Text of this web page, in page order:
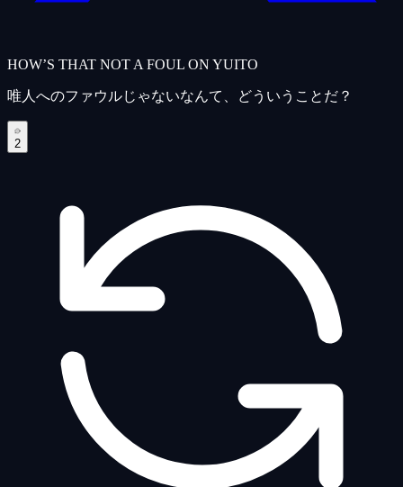
HOW’S THAT NOT A FOUL ON YUITO
唯人へのファウルじゃないなんて、どういうことだ？
2